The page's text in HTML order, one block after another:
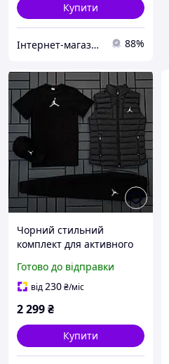
Купити
Інтернет-магазин Min Price 88%
Чорний стильний
комплект для активного
жилетка футболки кепка
штани високоякісні
Готово до відправки
від230₴/міс
2 299₴
Купити